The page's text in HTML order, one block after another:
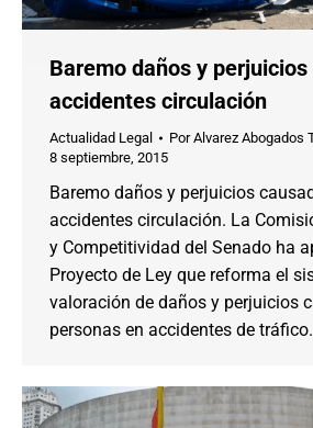
Baremo daños y
accidentes circulación
Actualidad Legal PorAlvarez Abogados
8 septiembre, 2015
Baremo daños y perjuicios
accidentes circulación. La
y Competitividad del Senado ha
Proyecto de Ley que reforma el
valoración de daños y perjuicios
personas en accidentes de tráfico.